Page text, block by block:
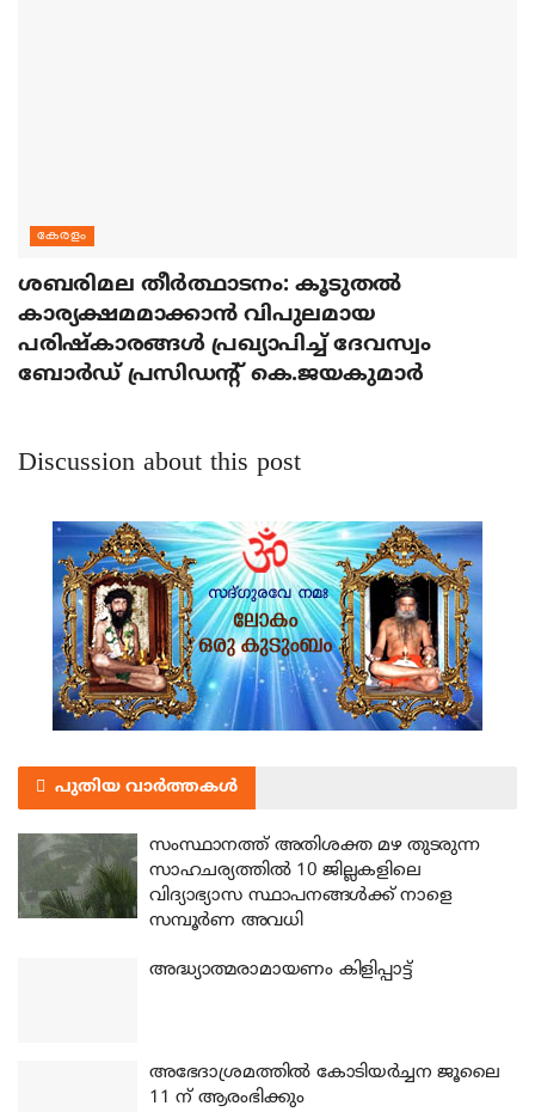
കേരളം
ശബരിമല തീര്‍ത്ഥാടനം: കൂടുതല്‍
കാര്യക്ഷമമാക്കാന്‍ വിപുലമായ
പരിഷ്‌കാരങ്ങള്‍ പ്രഖ്യാപിച്ച് ദേവസ്വം
ബോര്‍ഡ് പ്രസിഡന്റ് കെ.ജയകുമാര്‍
Discussion about this post
പുതിയ വാർത്തകൾ
സംസ്ഥാനത്ത് അതിശക്ത മഴ തുടരുന്ന
സാഹചര്യത്തിൽ 10 ജില്ലകളിലെ
വിദ്യാഭ്യാസ സ്ഥാപനങ്ങൾക്ക് നാളെ
സമ്പൂർണ അവധി
അദ്ധ്യാത്മരാമായണം കിളിപ്പാട്ട്
അഭേദാശ്രമത്തില്‍ കോടിയര്‍ച്ചന ജൂലൈ
11 ന് ആരംഭിക്കും